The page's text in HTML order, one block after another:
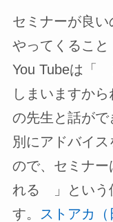
セミナーが良
やってくるこ
You Tubeは「
しまいますか
の先生と話が
別にアドバイス
ので、セミナ
れる 」という
す。
ストアカ（